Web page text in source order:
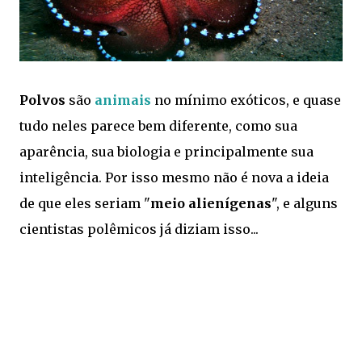
Polvos são animais no mínimo exóticos, e quase
tudo neles parece bem diferente, como sua
aparência, sua biologia e principalmente sua
inteligência. Por isso mesmo não é nova a ideia
de que eles seriam "meio alienígenas", e alguns
cientistas polêmicos já diziam isso...